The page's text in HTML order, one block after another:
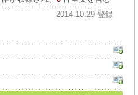
2014.10.29 登録